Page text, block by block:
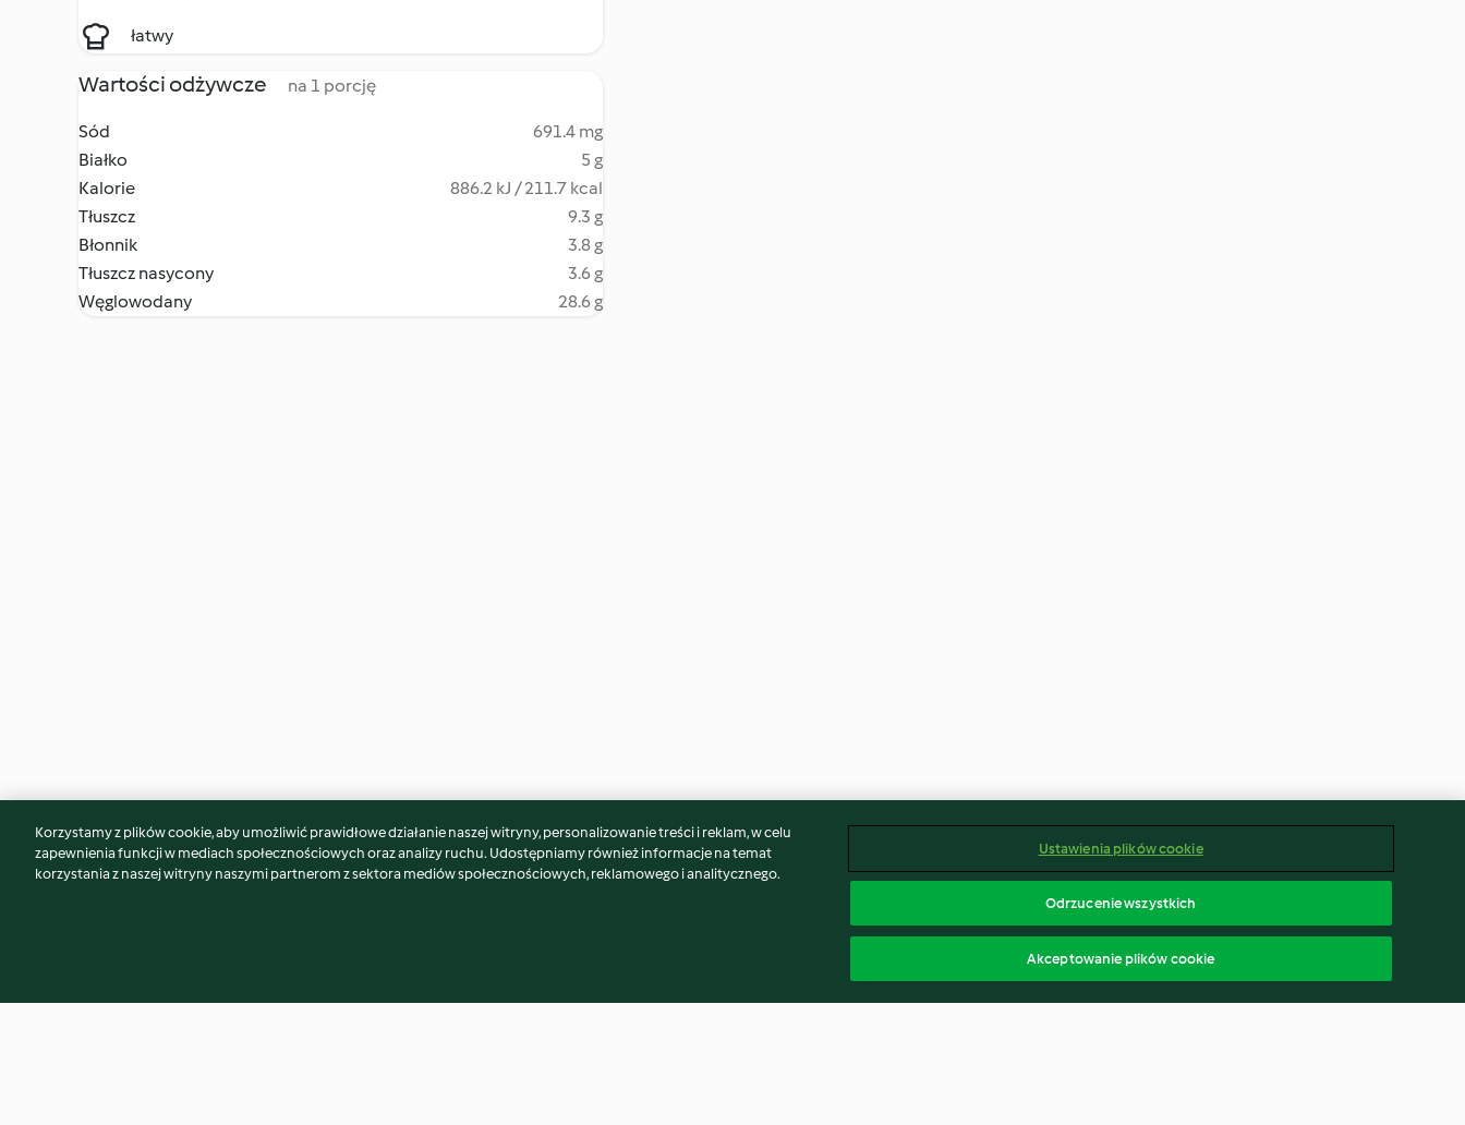
łatwy
Wartości odżywcze na 1 porcję
Sód
691.4 mg
Białko
5 g
Kalorie
886.2 kJ / 211.7 kcal
Tłuszcz
9.3 g
Błonnik
3.8 g
Tłuszcz nasycony
3.6 g
Węglowodany
28.6 g
Może spodoba Ci się również...
Korzystamy z plików cookie, aby umożliwić prawidłowe działanie naszej witryny, personalizowanie treści i reklam, w celu
zapewnienia funkcji w mediach społecznościowych oraz analizy ruchu. Udostępniamy również informacje na temat
korzystania z naszej witryny naszymi partnerom z sektora mediów społecznościowych, reklamowego i analitycznego.
Ustawienia plików cookie
Odrzucenie wszystkich
Akceptowanie plików cookie